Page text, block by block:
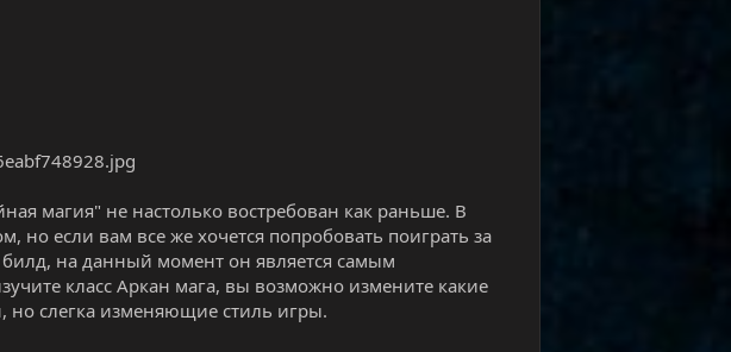
магия" не настолько востребован как раньше. В
но если вам все же хочется попробовать поиграть за
на данный момент он является самым
класс Аркан мага, вы возможно измените какие
слегка изменяющие стиль игры.